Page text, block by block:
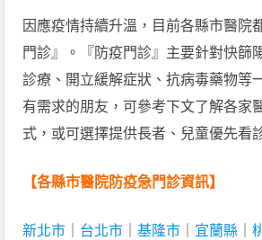
因應疫情持續升溫，目前各縣市醫院
門診』。『防疫門診』主要針對快篩
診療、開立緩解症狀、抗病毒藥物等
有需求的朋友，可參考下文了解各家
式，或可選擇提供長者、兒童優先看
【各縣市醫院防疫急門診資訊】
新北市 台北市 ｜基隆市 宜蘭縣 ｜